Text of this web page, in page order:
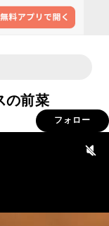
の前菜
フォロー